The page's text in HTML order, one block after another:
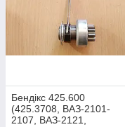
Бендікс 425.600
(425.3708, ВАЗ-2101-
2107, ВАЗ-2121,